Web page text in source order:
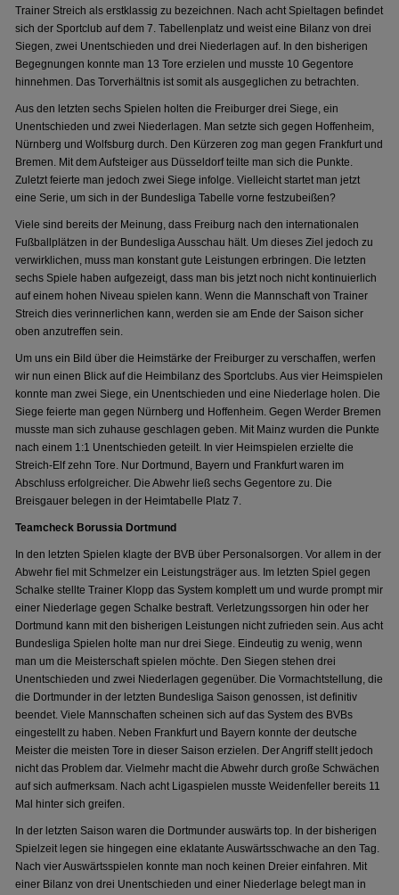
Trainer Streich als erstklassig zu bezeichnen. Nach acht Spieltagen befindet
sich der Sportclub auf dem 7. Tabellenplatz und weist eine Bilanz von drei
Siegen, zwei Unentschieden und drei Niederlagen auf. In den bisherigen
Begegnungen konnte man 13 Tore erzielen und musste 10 Gegentore
hinnehmen. Das Torverhältnis ist somit als ausgeglichen zu betrachten.
Aus den letzten sechs Spielen holten die Freiburger drei Siege, ein
Unentschieden und zwei Niederlagen. Man setzte sich gegen Hoffenheim,
Nürnberg und Wolfsburg durch. Den Kürzeren zog man gegen Frankfurt und
Bremen. Mit dem Aufsteiger aus Düsseldorf teilte man sich die Punkte.
Zuletzt feierte man jedoch zwei Siege infolge. Vielleicht startet man jetzt
eine Serie, um sich in der Bundesliga Tabelle vorne festzubeißen?
Viele sind bereits der Meinung, dass Freiburg nach den internationalen
Fußballplätzen in der Bundesliga Ausschau hält. Um dieses Ziel jedoch zu
verwirklichen, muss man konstant gute Leistungen erbringen. Die letzten
sechs Spiele haben aufgezeigt, dass man bis jetzt noch nicht kontinuierlich
auf einem hohen Niveau spielen kann. Wenn die Mannschaft von Trainer
Streich dies verinnerlichen kann, werden sie am Ende der Saison sicher
oben anzutreffen sein.
Um uns ein Bild über die Heimstärke der Freiburger zu verschaffen, werfen
wir nun einen Blick auf die Heimbilanz des Sportclubs. Aus vier Heimspielen
konnte man zwei Siege, ein Unentschieden und eine Niederlage holen. Die
Siege feierte man gegen Nürnberg und Hoffenheim. Gegen Werder Bremen
musste man sich zuhause geschlagen geben. Mit Mainz wurden die Punkte
nach einem 1:1 Unentschieden geteilt. In vier Heimspielen erzielte die
Streich-Elf zehn Tore. Nur Dortmund, Bayern und Frankfurt waren im
Abschluss erfolgreicher. Die Abwehr ließ sechs Gegentore zu. Die
Breisgauer belegen in der Heimtabelle Platz 7.
Teamcheck Borussia Dortmund
In den letzten Spielen klagte der BVB über Personalsorgen. Vor allem in der
Abwehr fiel mit Schmelzer ein Leistungsträger aus. Im letzten Spiel gegen
Schalke stellte Trainer Klopp das System komplett um und wurde prompt mir
einer Niederlage gegen Schalke bestraft. Verletzungssorgen hin oder her
Dortmund kann mit den bisherigen Leistungen nicht zufrieden sein. Aus acht
Bundesliga Spielen holte man nur drei Siege. Eindeutig zu wenig, wenn
man um die Meisterschaft spielen möchte. Den Siegen stehen drei
Unentschieden und zwei Niederlagen gegenüber. Die Vormachtstellung, die
die Dortmunder in der letzten Bundesliga Saison genossen, ist definitiv
beendet. Viele Mannschaften scheinen sich auf das System des BVBs
eingestellt zu haben. Neben Frankfurt und Bayern konnte der deutsche
Meister die meisten Tore in dieser Saison erzielen. Der Angriff stellt jedoch
nicht das Problem dar. Vielmehr macht die Abwehr durch große Schwächen
auf sich aufmerksam. Nach acht Ligaspielen musste Weidenfeller bereits 11
Mal hinter sich greifen.
In der letzten Saison waren die Dortmunder auswärts top. In der bisherigen
Spielzeit legen sie hingegen eine eklatante Auswärtsschwache an den Tag.
Nach vier Auswärtsspielen konnte man noch keinen Dreier einfahren. Mit
einer Bilanz von drei Unentschieden und einer Niederlage belegt man in